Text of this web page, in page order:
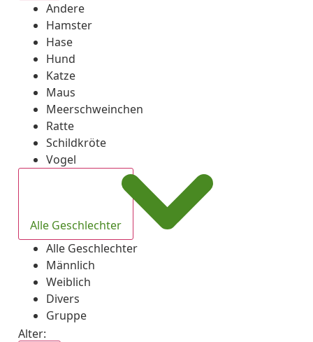
Andere
Hamster
Hase
Hund
Katze
Maus
Meerschweinchen
Ratte
Schildkröte
Vogel
Alle Geschlechter
Alle Geschlechter
Männlich
Weiblich
Divers
Gruppe
Alter: